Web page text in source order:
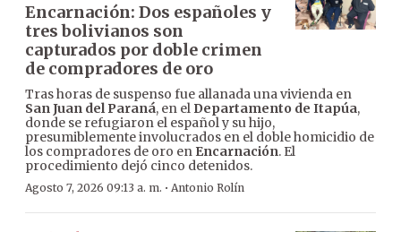
Encarnación: Dos españoles y
tres bolivianos son
capturados por doble crimen
de compradores de oro
Tras horas de suspenso fue allanada una vivienda en
San Juan del Paraná, en el Departamento de Itapúa,
donde se refugiaron el español y su hijo,
presumiblemente involucrados en el doble homicidio de
los compradores de oro en Encarnación. El
procedimiento dejó cinco detenidos.
Agosto 7, 2026 09:13 a. m. · Antonio Rolín